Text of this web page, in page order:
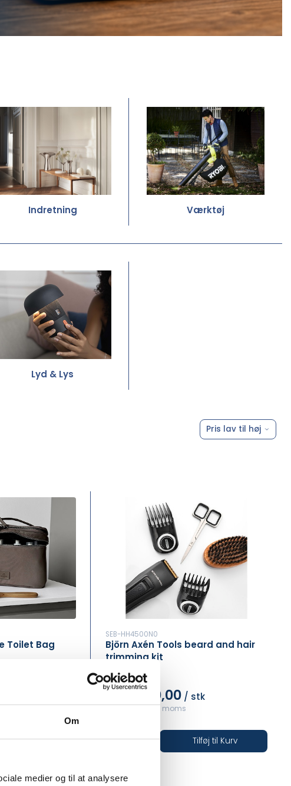
Om
medier og til at analysere
Indretning Værktøj
Lyd & Lys
Pris lav til høj
Toilet Bag
Tilføj til Kurv
SEB-HH4500N0
Björn Axén Tools beard and hair
trimming kit
DKK 400,00 / stk
DKK 500,00 inkl. moms
Tilføj til Kurv
•••